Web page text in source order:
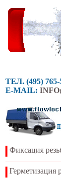
ТЕЛ. (495) 765-
E-MAIL:
Фиксация
Герметизация